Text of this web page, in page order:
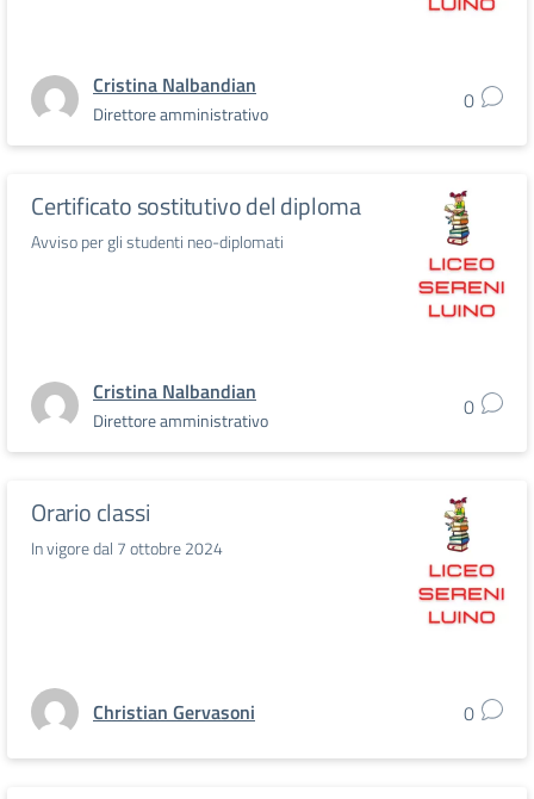
Cristina Nalbandian
Direttore amministrativo 0
Certificato sostitutivo del diploma
Avviso per gli studenti neo-diplomati
Cristina Nalbandian
Direttore amministrativo 0
Orario classi
In vigore dal 7 ottobre 2024
Christian Gervasoni 0